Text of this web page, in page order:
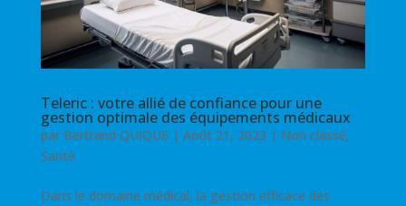
Teleric : votre allié de confiance pour une
gestion optimale des équipements médicaux
par Bertrand QUIQUE| Août 21, 2023 | Non classé,
Santé
Dans le domaine médical, la gestion efficace des